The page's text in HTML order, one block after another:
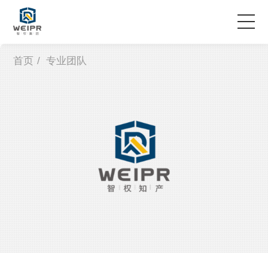
服务领域
首页 / 专业团队